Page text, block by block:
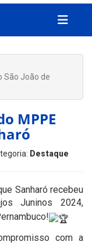
São João de
MPPE
Destaque
Sanharó recebeu
Juninos 2024,
com a